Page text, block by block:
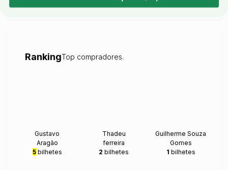
RankingTop compradores.
Gustavo
Aragão
5bilhetes
Thadeu
ferreira
2 bilhetes
Guilherme Souza
Gomes
1 bilhetes